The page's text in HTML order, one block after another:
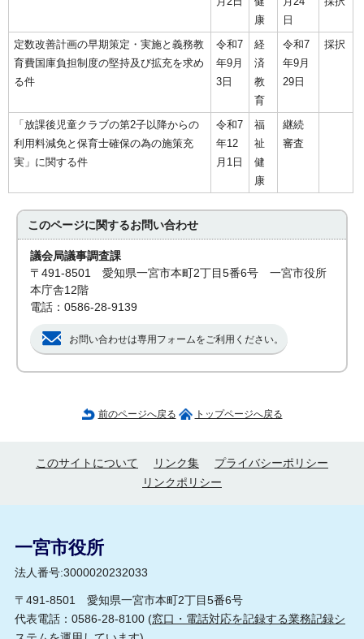
康
日
定数改善計画の早期策定・実施と義務教
育費国庫負担制度の堅持及び拡充を求め
る件
令和7
年9月
3日
経
済
教
育
令和7
年9月
29日
採択
「放課後児童クラブの第2子以降からの
利用料減免と保育士確保の為の施策充
実」に関する件
令和7
年12
月1日
福
祉
健
康
継続
審査
このページに関するお問い合わせ
議会局議事調査課
〒491-8501 愛知県一宮市本町2丁目5番6号 一宮市役所
本庁舎12階
電話：0586-28-9139
お問い合わせは専用フォームをご利用ください。
前のページへ戻る トップページへ戻る
このサイトについて リンク集
プライバシーポリシー
リンクポリシー
一宮市役所
法人番号:3000020232033
〒491-8501 愛知県一宮市本町2丁目5番6号
代表電話：0586-28-8100 (窓口・電話対応を記録する業務記録シ